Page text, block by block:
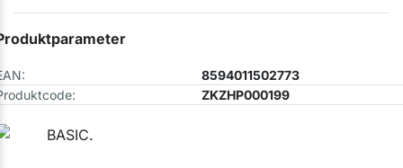
8594011502773
ZKZHP000199